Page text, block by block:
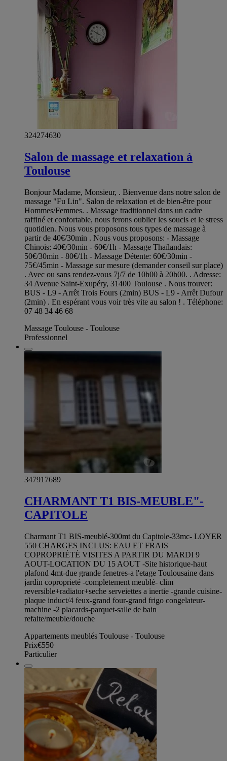
324274630
Salon de massage et relaxation à
Toulouse
Bonjour Madame, Monsieur, . Bienvenue dans notre salon de
massage "Fu Lin". Salon de relaxation et de bien-être pour
Hommes/Femmes. . Massage traditionnel dans un cadre
raffiné et confortable, nous ferons oublier les soucis et le stress
quotidien. Nous vous proposons tous types de massage à
partir de 40€/30min . Nous vous proposons: - Massage
Chinois: 40€/30min - 60€/1h - Massage Thaïlandais:
50€/30min - 80€/1h - Massage Détente: 60€/30min -
75€/45min - Massage sur mesure (demander conseil sur place)
. Avec ou sans rendez-vous 7j/7 de 10h00 à 20h00. . Adresse:
34 Avenue Saint-Exupéry, 31400 Toulouse . Nous trouver:
BUS - L9 - Arrêt Trois Fours (2min) BUS - L9 - Arrêt Dufour
(2min) . En espérant vous voir très vite au salon ! . Téléphone:
07 48 34 46 68
Massage Toulouse - Toulouse
Professionnel
347917689
CHARMANT T1 BIS-MEUBLE"-
CAPITOLE
Charmant T1 BIS-meublé-300mt du Capitole-33mc- LOYER
550 CHARGES INCLUS: EAU ET FRAIS
COPROPRIÉTÉ VISITES A PARTIR DU MARDI 9
AOUT-LOCATION DU 15 AOUT -Site historique-haut
plafond 4mt-due grande fenetres-a l'etage Toulousaine dans
jardin coproprieté -completement meublé- clim
reversible+radiator+seche serveiettes a inertie -grande cuisine-
plaque induct/4 feux-grand four-grand frigo congelateur-
machine -2 placards-parquet-salle de bain
refaite/meuble/douche
Appartements meublés Toulouse - Toulouse
Prix€550
Particulier